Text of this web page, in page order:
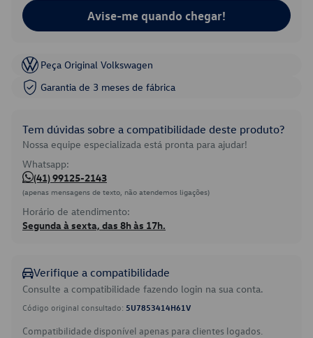
Avise-me quando chegar!
Peça Original Volkswagen
Garantia de 3 meses de fábrica
Tem dúvidas sobre a compatibilidade deste produto?
Nossa equipe especializada está pronta para ajudar!
Whatsapp:
(41) 99125-2143
(apenas mensagens de texto, não atendemos ligações)
Horário de atendimento:
Segunda à sexta, das 8h às 17h.
Verifique a compatibilidade
Consulte a compatibilidade fazendo login na sua conta.
Código original consultado: 5U7853414H61V
Compatibilidade disponível apenas para clientes logados.